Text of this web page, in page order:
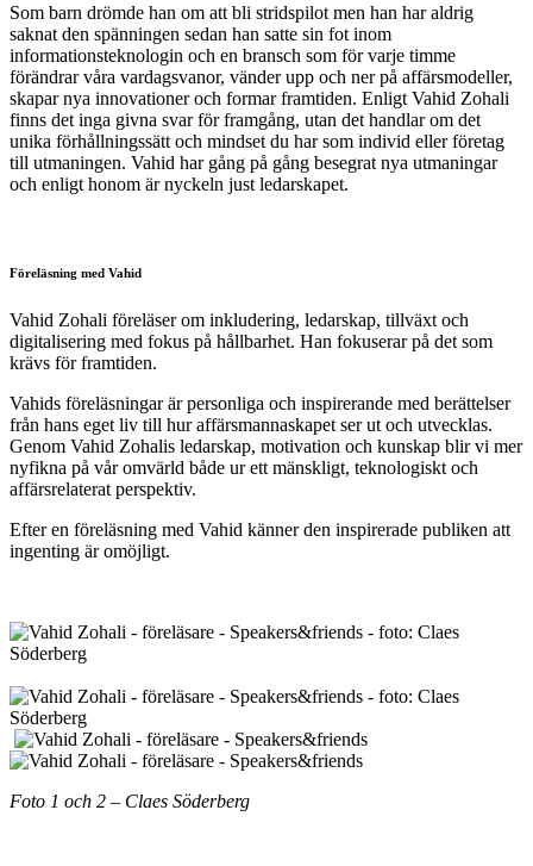
Som barn drömde han om att bli stridspilot men han har aldrig
saknat den spänningen sedan han satte sin fot inom
informationsteknologin och en bransch som för varje timme
förändrar våra vardagsvanor, vänder upp och ner på affärsmodeller,
skapar nya innovationer och formar framtiden. Enligt Vahid Zohali
finns det inga givna svar för framgång, utan det handlar om det
unika förhållningssätt och mindset du har som individ eller företag
till utmaningen. Vahid har gång på gång besegrat nya utmaningar
och enligt honom är nyckeln just ledarskapet.
Föreläsning med Vahid
Vahid Zohali föreläser om inkludering, ledarskap, tillväxt och
digitalisering med fokus på hållbarhet. Han fokuserar på det som
krävs för framtiden.
Vahids föreläsningar är personliga och inspirerande med berättelser
från hans eget liv till hur affärsmannaskapet ser ut och utvecklas.
Genom Vahid Zohalis ledarskap, motivation och kunskap blir vi mer
nyfikna på vår omvärld både ur ett mänskligt, teknologiskt och
affärsrelaterat perspektiv.
Efter en föreläsning med Vahid känner den inspirerade publiken att
ingenting är omöjligt.
Foto 1 och 2 – Claes Söderberg